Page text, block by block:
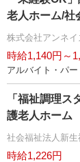
老人ホーム/社
株式会社アンネ
時給1,140円～
アルバイト・パ
「福祉調理
護老人ホーム
社会福祉法人新
時給1,226円